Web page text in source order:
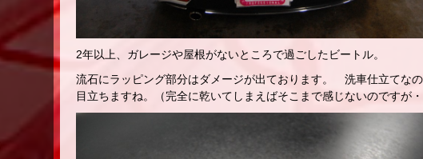
2年以上、ガレージや屋根がないところで過ごしたビートル。
流石にラッピング部分はダメージが出ております。 洗車仕立てな
目立ちますね。（完全に乾いてしまえばそこまで感じないのですが・